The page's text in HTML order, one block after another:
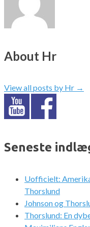
About Hr
View all posts by Hr →
Seneste
Uofficielt:
Thorslund
Johnson og
Thorslund: En